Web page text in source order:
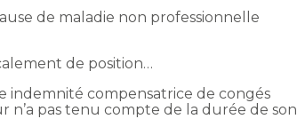
de maladie non professionnelle
de position…
indemnité compensatrice de congés
n’a pas tenu compte de la durée de son